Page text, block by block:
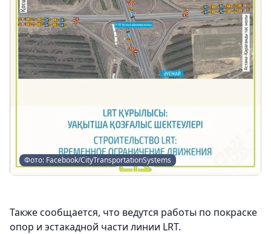
Фото: Facebook/CityTransportationSystems
Также сообщается, что ведутся работы по покраске
опор и эстакадной части линии LRT.